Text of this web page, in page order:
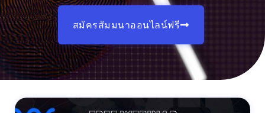
สมัครสัมมนาออนไลน์ฟรี